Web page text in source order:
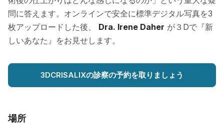
問に答えます。オンラインで安全に標準デジタル写真を3
枚アップロードした後、 Dra. Irene Daher が３Dで『新
しいあなた』をお見せします。
3DCRISALIXの診察の予約を取りましょう
場所